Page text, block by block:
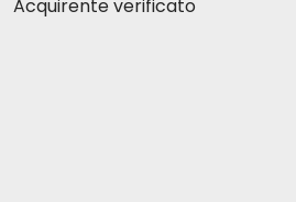
Acquirente verificato